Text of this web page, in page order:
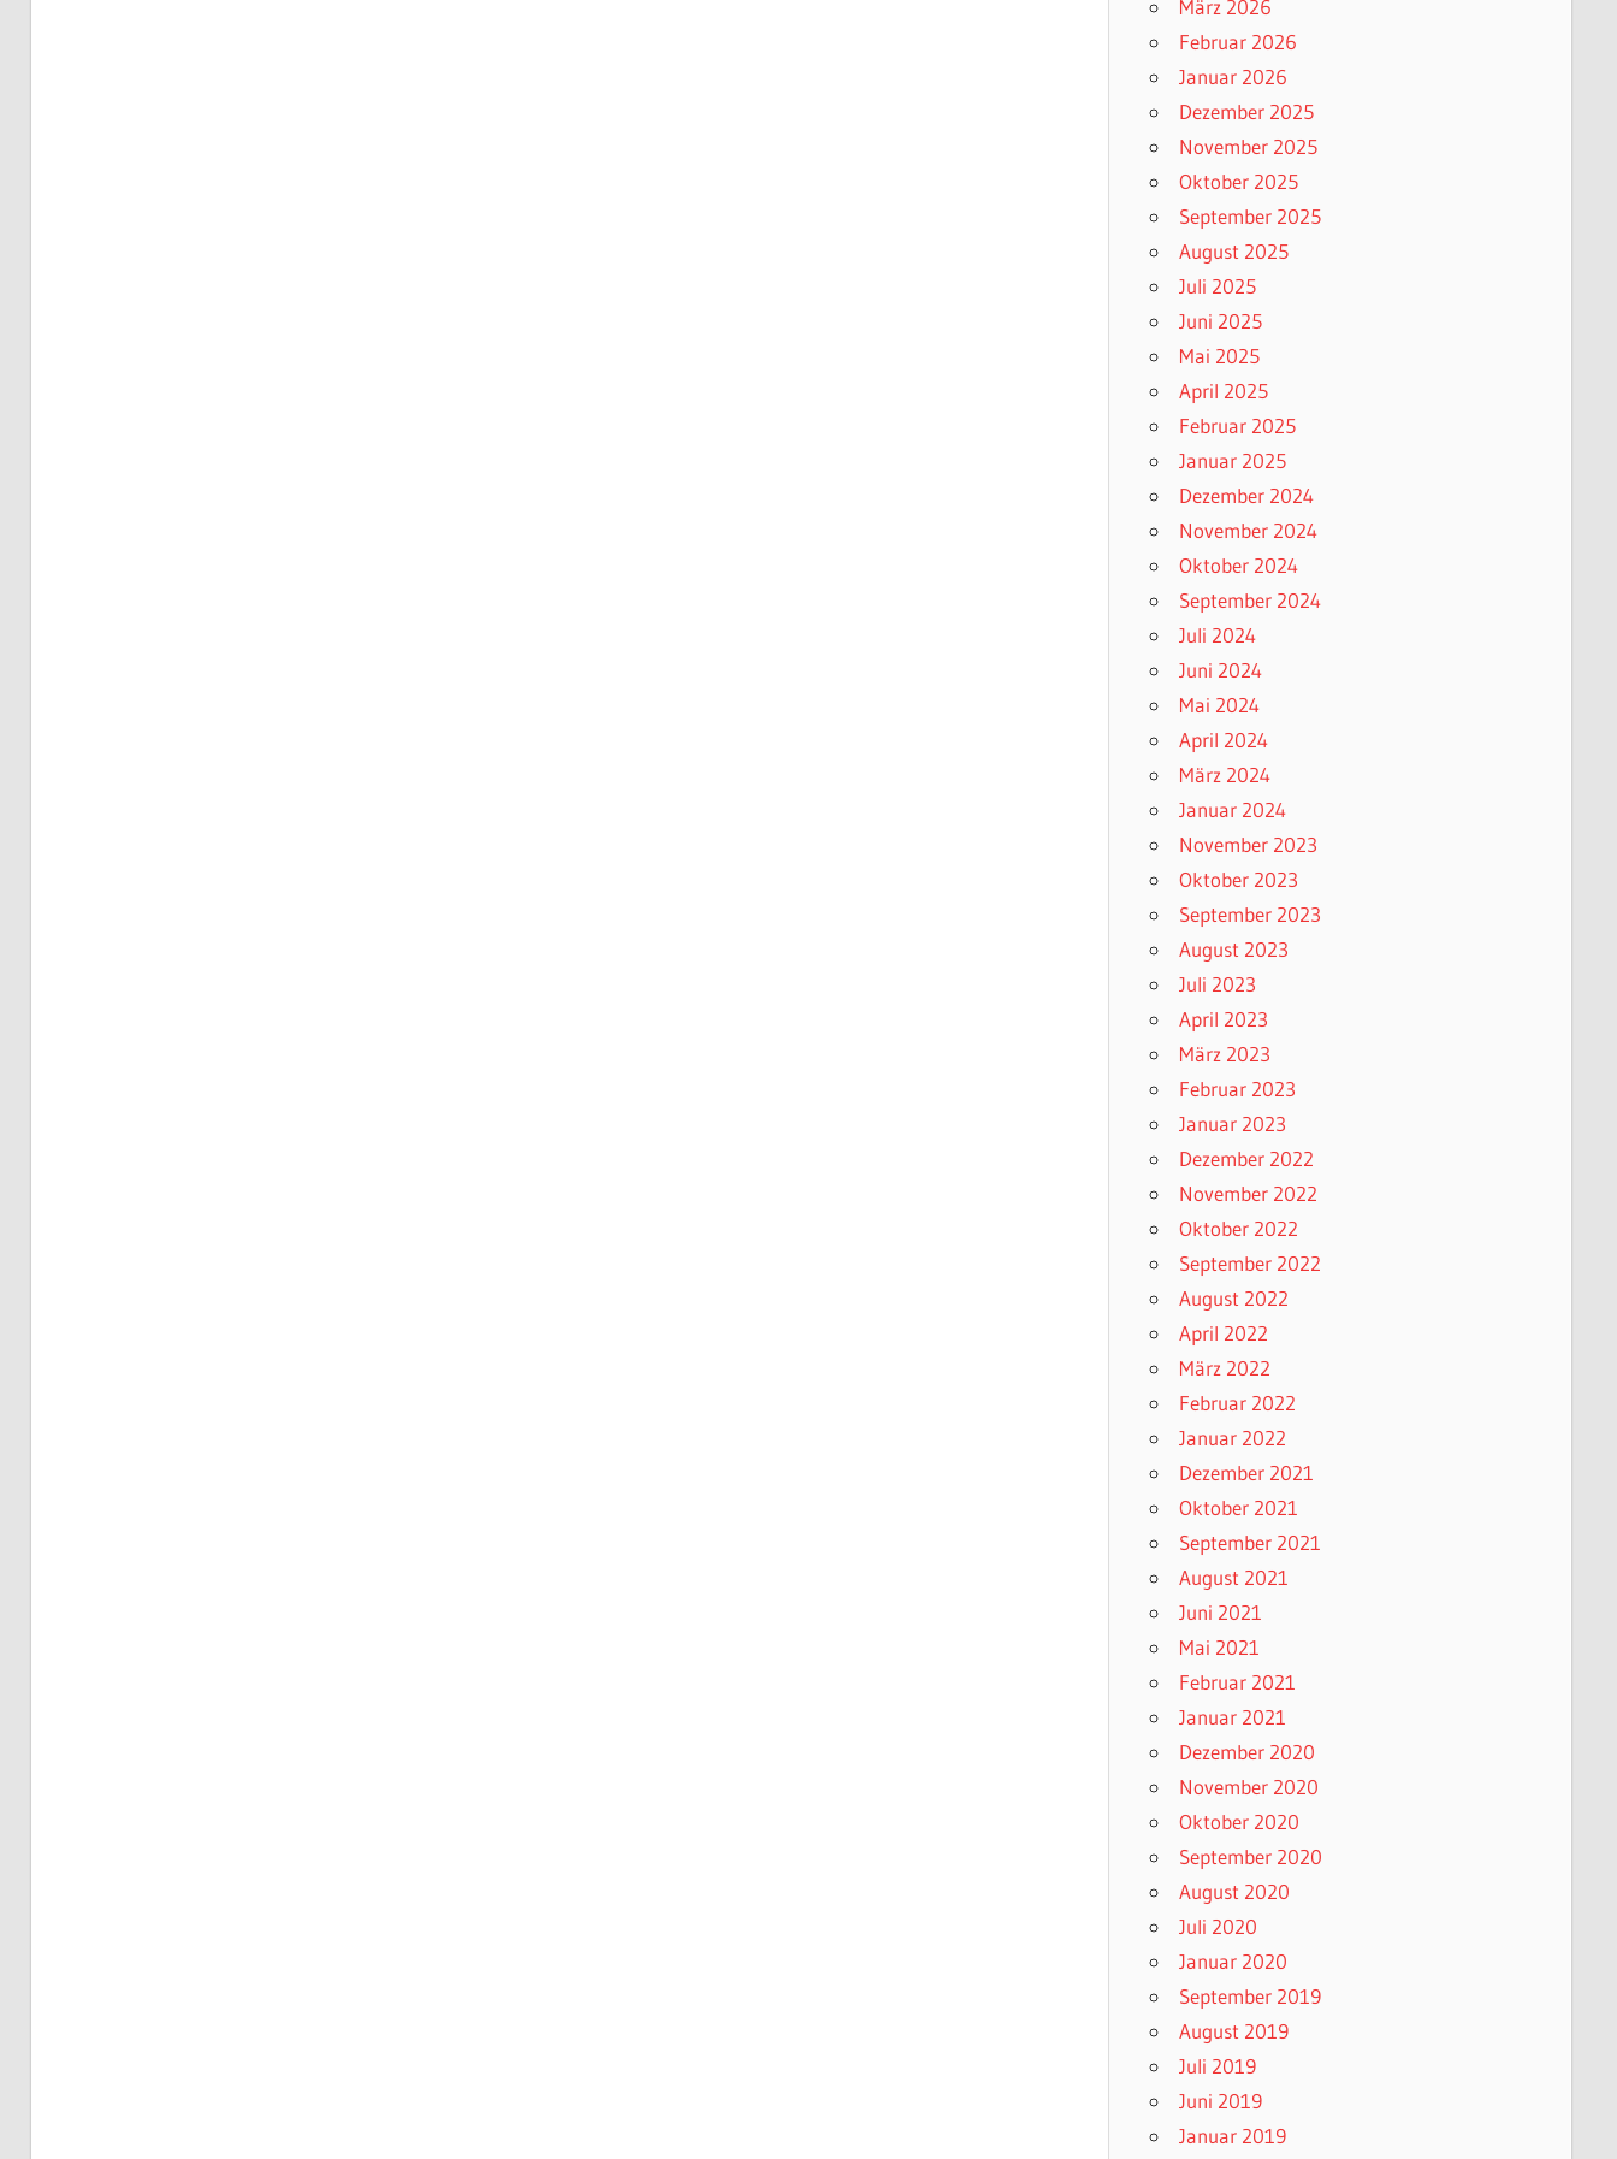
März 2026
Februar 2026
Januar 2026
Dezember 2025
November 2025
Oktober 2025
September 2025
August 2025
Juli 2025
Juni 2025
Mai 2025
April 2025
Februar 2025
Januar 2025
Dezember 2024
November 2024
Oktober 2024
September 2024
Juli 2024
Juni 2024
Mai 2024
April 2024
März 2024
Januar 2024
November 2023
Oktober 2023
September 2023
August 2023
Juli 2023
April 2023
März 2023
Februar 2023
Januar 2023
Dezember 2022
November 2022
Oktober 2022
September 2022
August 2022
April 2022
März 2022
Februar 2022
Januar 2022
Dezember 2021
Oktober 2021
September 2021
August 2021
Juni 2021
Mai 2021
Februar 2021
Januar 2021
Dezember 2020
November 2020
Oktober 2020
September 2020
August 2020
Juli 2020
Januar 2020
September 2019
August 2019
Juli 2019
Juni 2019
Januar 2019